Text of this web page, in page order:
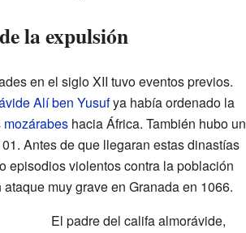
la expulsión
en el siglo XII tuvo eventos previos.
Alí ben Yusufya había ordenado la
mozárabeshacia África. También hubo un
Antes de que llegaran estas dinastías
episodios violentos contra la población
ataque muy grave en Granada en 1066.
El padre del califa almorávide,